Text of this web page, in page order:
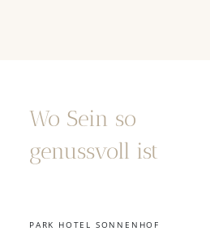
Wo Sein so
genussvoll ist
PARK HOTEL SONNENHOF